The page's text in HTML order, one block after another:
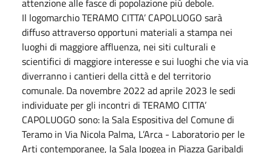
Il logomarchio TERAMO CITTA’ CAPOLUOGO sarà
diffuso attraverso opportuni materiali a stampa nei
luoghi di maggiore affluenza, nei siti culturali e
scientifici di maggiore interesse e sui luoghi che via via
diverranno i cantieri della città e del territorio
comunale. Da novembre 2022 ad aprile 2023 le sedi
individuate per gli incontri di TERAMO CITTA’
CAPOLUOGO sono: la Sala Espositiva del Comune di
Teramo in Via Nicola Palma, L’Arca - Laboratorio per le
Arti contemporanee, la Sala Ipogea in Piazza Garibaldi